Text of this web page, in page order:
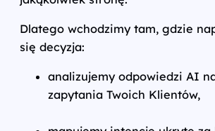
Dlatego wchodzimy tam, gdzie
się decyzja:
analizujemy odpowiedzi AI
zapytania Twoich Klientów,